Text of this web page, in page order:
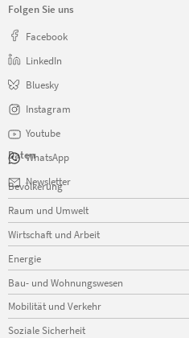
Folgen Sie uns
Facebook
LinkedIn
Bluesky
Instagram
Youtube
WhatsApp
Newsletter
Daten
Navigation
überspringen
Bevölkerung
Raum und Umwelt
Wirtschaft und Arbeit
Energie
Bau- und Wohnungswesen
Mobilität und Verkehr
Soziale Sicherheit